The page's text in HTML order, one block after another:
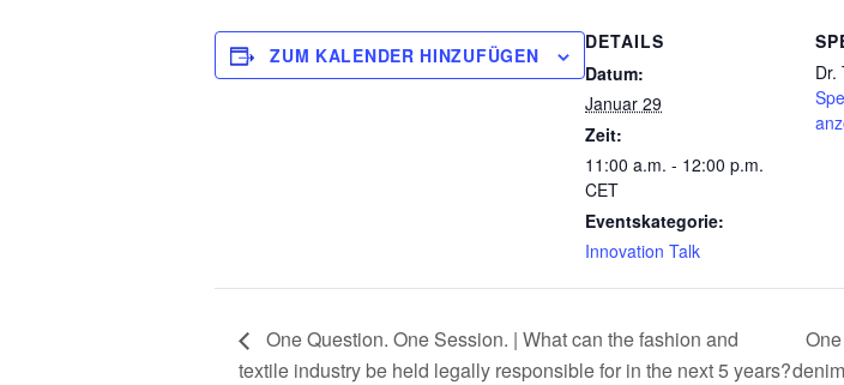
ZUM KALENDER HINZUFÜGEN
DETAILS
Datum:
Januar 29
Zeit:
11:00 a.m. - 12:00 p.m.
CET
Eventskategorie:
Innovation Talk
Dr.
One Question. One Session. | What can the fashion and
textile industry be held legally responsible for in the next 5 years?